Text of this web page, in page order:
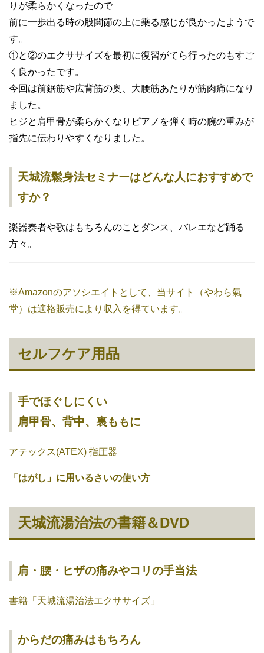
りが柔らかくなったので
前に一歩出る時の股関節の上に乗る感じが良かったようで
す。
①と②のエクササイズを最初に復習がてら行ったのもすご
く良かったです。
今回は前鋸筋や広背筋の奥、大腰筋あたりが筋肉痛になり
ました。
ヒジと肩甲骨が柔らかくなりピアノを弾く時の腕の重みが
指先に伝わりやすくなりました。
天城流鬆身法セミナーはどんな人におすすめで
すか？
楽器奏者や歌はもちろんのことダンス、バレエなど踊る
方々。
※Amazonのアソシエイトとして、当サイト（やわら氣
堂）は適格販売により収入を得ています。
セルフケア用品
手でほぐしにくい
肩甲骨、背中、裏ももに
アテックス(ATEX) 指圧器
「はがし」に用いるさいの使い方
天城流湯治法の書籍＆DVD
肩・腰・ヒザの痛みやコリの手当法
書籍「天城流湯治法エクササイズ」
からだの痛みはもちろん